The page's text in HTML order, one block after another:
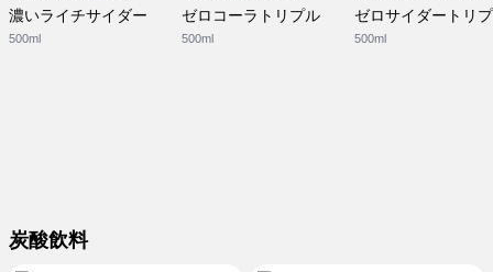
濃いライチサイダー
500ml
ゼロコーラトリプル
500ml
ゼロサイダートリ
500ml
炭酸飲料